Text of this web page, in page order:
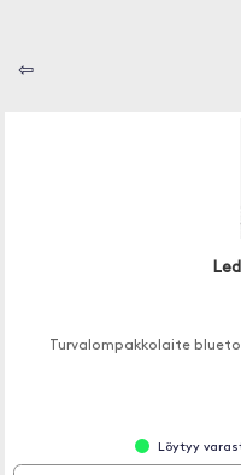
⇦
Turvalompakkolaite
Löytyy